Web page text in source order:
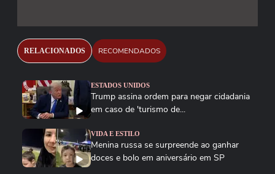
RELACIONADOS RECOMENDADOS
ESTADOS UNIDOS
Trump assina ordem para negar cidadania
em caso de 'turismo de...
VIDA E ESTILO
Menina russa se surpreende ao ganhar
doces e bolo em aniversário em SP